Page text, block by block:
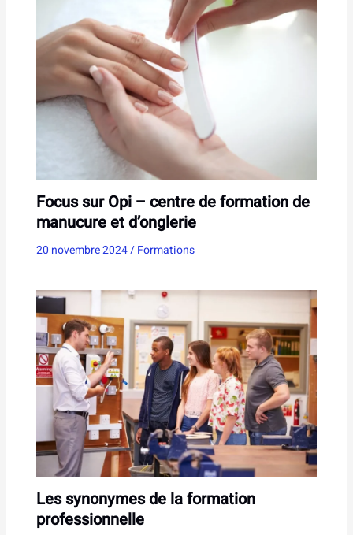
Focus sur Opi – centre de formation de
manucure et d’onglerie
20 novembre 2024/Formations
Les synonymes de la formation
professionnelle